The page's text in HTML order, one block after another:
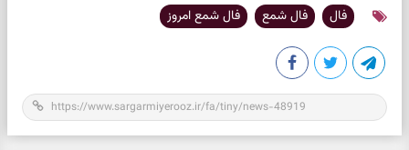
فال فال شمع فال شمع امروز